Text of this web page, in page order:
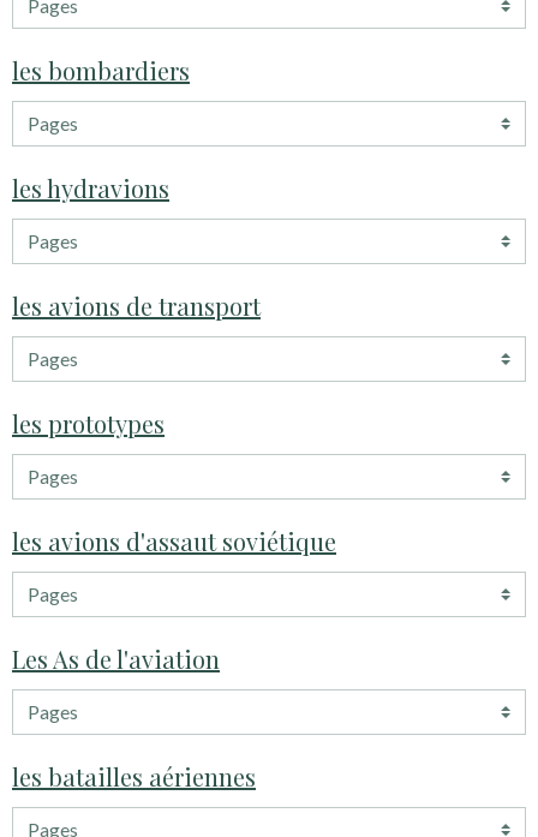
les bombardiers
les hydravions
les avions de transport
les prototypes
les avions d'assaut soviétique
Les As de l'aviation
les batailles aériennes